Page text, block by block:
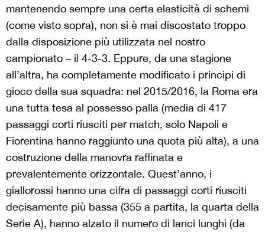
mantenendo sempre una certa elasticità di schemi
(come visto sopra), non si è mai discostato troppo
dalla disposizione più utilizzata nel nostro
campionato – il 4-3-3. Eppure, da una stagione
all’altra, ha completamente modificato i principi di
gioco della sua squadra: nel 2015/2016, la Roma era
una tutta tesa al possesso palla (media di 417
passaggi corti riusciti per match, solo Napoli e
Fiorentina hanno raggiunto una quota più alta), a una
costruzione della manovra raffinata e
prevalentemente orizzontale. Quest’anno, i
giallorossi hanno una cifra di passaggi corti riusciti
decisamente più bassa (355 a partita, la quarta della
Serie A), hanno alzato il numero di lanci lunghi (da